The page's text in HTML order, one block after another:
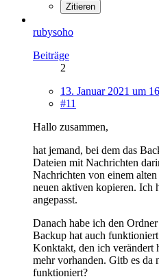
Zitieren
rubysoho
Beiträge
2
13. Januar 2021 um
#11
Hallo zusammen,
hat jemand, bei dem das
Dateien mit Nachrichten
Nachrichten von einem
neuen aktiven kopieren. Ich
angepasst.
Danach habe ich den
Backup hat auch
Konktakt, den ich verändert
mehr vorhanden. Gitb es da
funktioniert?